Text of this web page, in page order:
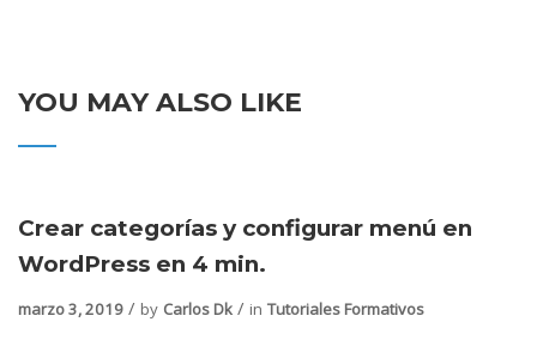
YOU MAY ALSO LIKE
Crear categorías y configurar menú en
WordPress en 4 min.
marzo 3, 2019 by Carlos Dk in Tutoriales Formativos